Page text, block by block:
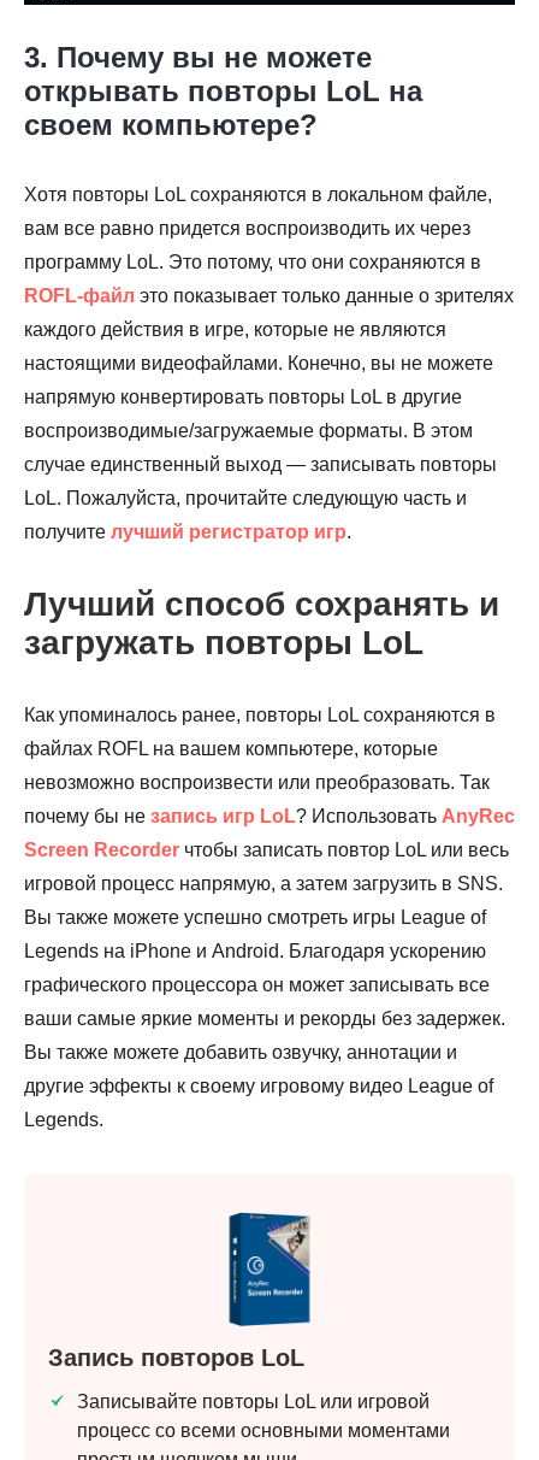
3. Почему вы не можете
открывать повторы LoL на
своем компьютере?
Хотя повторы LoL сохраняются в локальном файле,
вам все равно придется воспроизводить их через
программу LoL. Это потому, что они сохраняются в
ROFL-файл это показывает только данные о зрителях
каждого действия в игре, которые не являются
настоящими видеофайлами. Конечно, вы не можете
напрямую конвертировать повторы LoL в другие
воспроизводимые/загружаемые форматы. В этом
случае единственный выход — записывать повторы
LoL. Пожалуйста, прочитайте следующую часть и
получите лучший регистратор игр.
Лучший способ сохранять и
загружать повторы LoL
Как упоминалось ранее, повторы LoL сохраняются в
файлах ROFL на вашем компьютере, которые
невозможно воспроизвести или преобразовать. Так
почему бы не запись игр LoL? Использовать AnyRec
Screen Recorder чтобы записать повтор LoL или весь
игровой процесс напрямую, а затем загрузить в SNS.
Вы также можете успешно смотреть игры League of
Legends на iPhone и Android. Благодаря ускорению
графического процессора он может записывать все
ваши самые яркие моменты и рекорды без задержек.
Вы также можете добавить озвучку, аннотации и
другие эффекты к своему игровому видео League of
Legends.
Запись повторов LoL
Записывайте повторы LoL или игровой
процесс со всеми основными моментами